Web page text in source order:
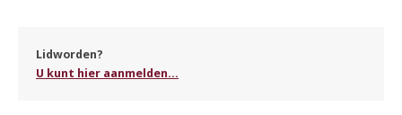
Lidworden?
U kunt hier aanmelden...